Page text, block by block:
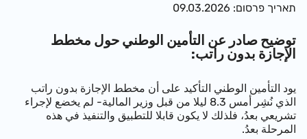
תאריך פרסום: 09.03.2026
​توضيح صادر عن التأمين الوطني حول مخطط
الإجازة بدون راتب:
يود التأمين الوطني التأكيد على أن مخطط الإجازة بدون راتب
الذي نُشِر أمس 8.3 ليلا من قبل وزير المالية- لم يخضع لإجراء
تشريعي بعدُ، فلذلك لا يكون قابلا للتطبيق والتنفيذ في هذه
المرحلة بعدُ.